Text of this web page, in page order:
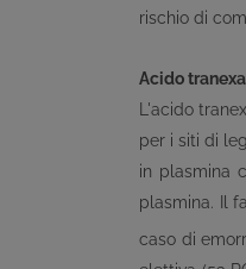
rischio di
Acido
L'acido
per i siti di
in plasmina
plasmina. Il
caso di